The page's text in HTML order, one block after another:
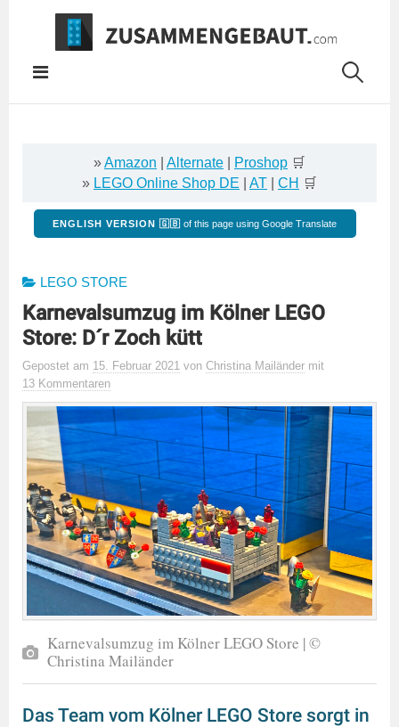
Springe
Inhalt
»Amazon Alternate Proshop 🛒
» LEGO Online Shop DE AT CH 🛒
ENGLISH VERSION 🇬🇧 of this page using Google Translate
LEGO STORE
Karnevalsumzug im Kölner LEGO
Store: D´r Zoch kütt
Gepostet am 15. Februar 2021 von Christina Mailänder mit
13 Kommentaren
Karnevalsumzug im Kölner LEGO Store | ©
Christina Mailänder
Das Team vom Kölner LEGO Store sorgt in